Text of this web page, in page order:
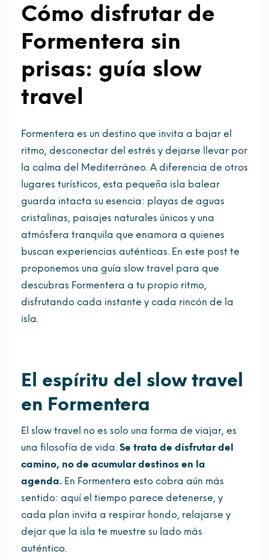
Cómo disfrutar de
Formentera sin
prisas: guía slow
travel
Formentera es un destino que invita a bajar el
ritmo, desconectar del estrés y dejarse llevar por
la calma del Mediterráneo. A diferencia de otros
lugares turísticos, esta pequeña isla balear
guarda intacta su esencia: playas de aguas
cristalinas, paisajes naturales únicos y una
atmósfera tranquila que enamora a quienes
buscan experiencias auténticas. En este post te
proponemos una guía slow travel para que
descubras Formentera a tu propio ritmo,
disfrutando cada instante y cada rincón de la
isla.
El espíritu del slow travel
en Formentera
El slow travel no es solo una forma de viajar, es
una filosofía de vida. Se trata de disfrutar del
camino, no de acumular destinos en la
agenda. En Formentera esto cobra aún más
sentido: aquí el tiempo parece detenerse, y
cada plan invita a respirar hondo, relajarse y
dejar que la isla te muestre su lado más
auténtico.